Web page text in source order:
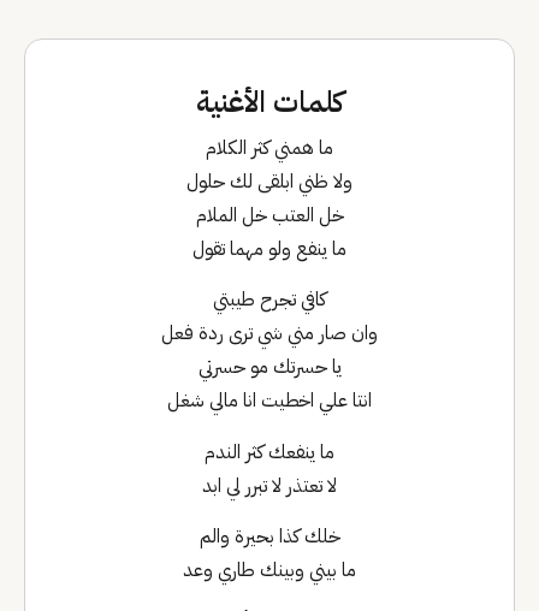
كلمات الأغنية
ما همني كثر الكلام
ولا ظني ابلقى لك حلول
خل العتب خل الملام
ما ينفع ولو مهما تقول
كافي تجرح طيبتي
وان صار مني شي ترى ردة فعل
يا حسرتك مو حسرتي
انتا علي اخطيت انا مالي شغل
ما ينفعك كثر الندم
لا تعتذر لا تبرر لي ابد
خلك كذا بحيرة والم
ما بيني وبينك طاري وعد